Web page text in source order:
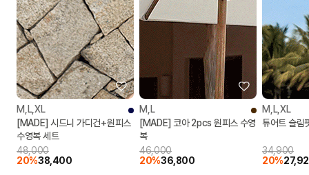
M,L,XL
[MADE] 시드니 가디건+원피스
수영복 세트
48,000
20%38,400
M,L
[MADE] 코아 2pcs 원피스 수영
복
46,000
20%36,800
M,L,XL
튜어트 슬림
34,900
20%